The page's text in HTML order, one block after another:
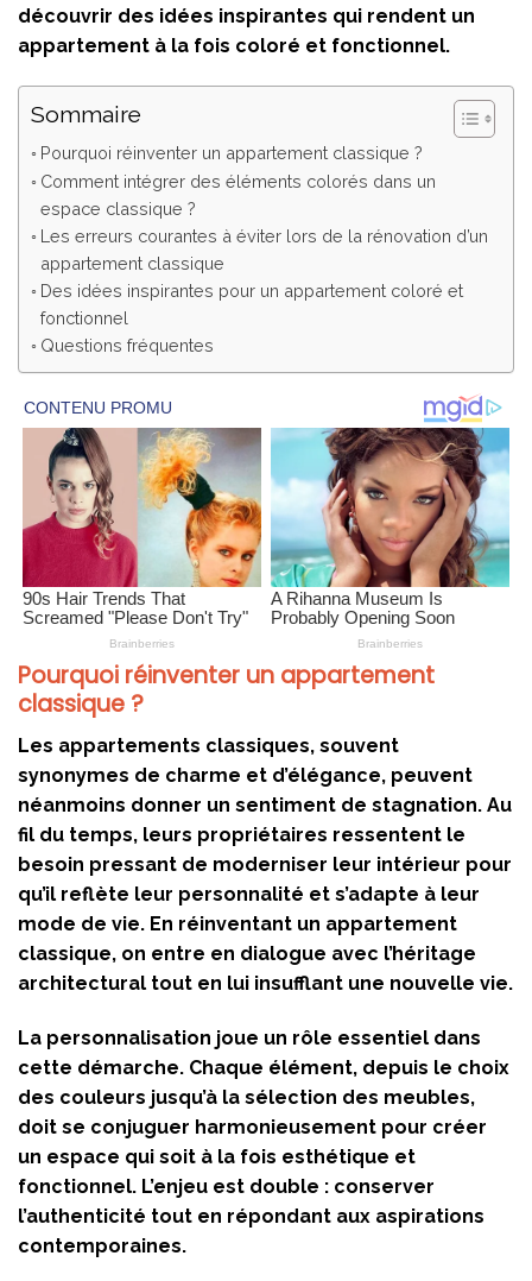
découvrir des idées inspirantes qui rendent un
appartement à la fois coloré et fonctionnel.
Sommaire
Pourquoi réinventer un appartement classique ?
Comment intégrer des éléments colorés dans un
espace classique ?
Les erreurs courantes à éviter lors de la rénovation d’un
appartement classique
Des idées inspirantes pour un appartement coloré et
fonctionnel
Questions fréquentes
Pourquoi réinventer un appartement
classique ?
Les appartements classiques, souvent
synonymes de charme et d’élégance, peuvent
néanmoins donner un sentiment de stagnation. Au
fil du temps, leurs propriétaires ressentent le
besoin pressant de moderniser leur intérieur pour
qu’il reflète leur personnalité et s’adapte à leur
mode de vie. En réinventant un appartement
classique, on entre en dialogue avec l’héritage
architectural tout en lui insufflant une nouvelle vie.
La personnalisation joue un rôle essentiel dans
cette démarche. Chaque élément, depuis le choix
des couleurs jusqu’à la sélection des meubles,
doit se conjuguer harmonieusement pour créer
un espace qui soit à la fois esthétique et
fonctionnel. L’enjeu est double : conserver
l’authenticité tout en répondant aux aspirations
contemporaines.